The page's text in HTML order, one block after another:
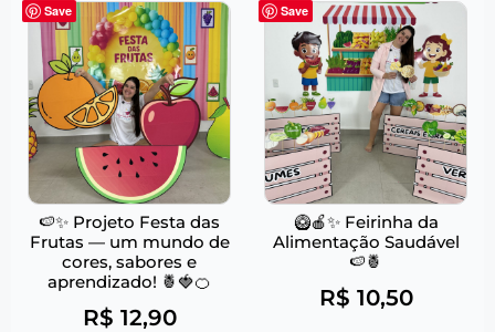
Save
🍉✨ Projeto Festa das
Frutas — um mundo de
cores, sabores e
aprendizado! 🍍🍓🍊
R$ 12,90
Save
🥝🍎✨ Feirinha da
Alimentação Saudável
🍉🍍
R$ 10,50